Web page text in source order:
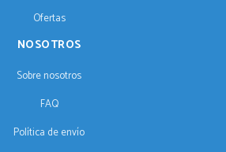
Ofertas
NOSOTROS
Sobre nosotros
FAQ
Política de envío